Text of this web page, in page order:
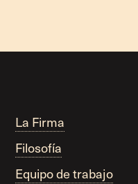
La Firma
Filosofía
Equipo de trabajo